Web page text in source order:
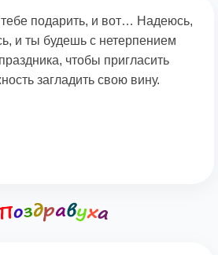
тебе подарить, и вот… Надеюсь,
и ты будешь с нетерпением
чтобы пригласить
загладить свою вину.